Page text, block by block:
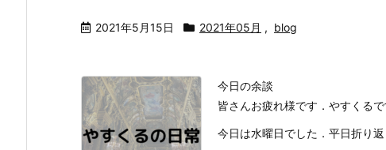
2021年5月15日 2021年05月 , blog
今日の余談
皆さんお疲れ様です．やすくるで
今日は水曜日でした．平日折り